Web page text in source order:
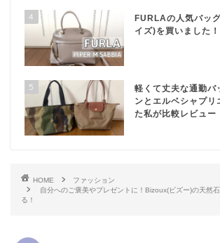
4
FURLAの人気バッ
イズ)を買いました！
5
軽くて丈夫な通勤バ
ンとエルベシャプリ
た私が比較レビュー
HOME
ファッション
自分へのご褒美やプレゼントに！Bizoux(ビズー)の天然
る！